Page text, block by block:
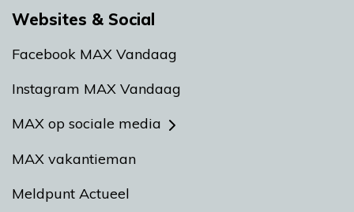
Websites & Social
Facebook MAX Vandaag
Instagram MAX Vandaag
MAX op sociale media
MAX vakantieman
Meldpunt Actueel